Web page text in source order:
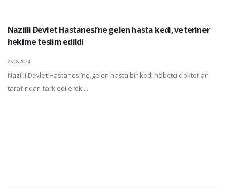
Nazilli Devlet Hastanesi’ne gelen hasta kedi, veteriner
hekime teslim edildi
25.08.2024
Nazilli Devlet Hastanesi’ne gelen hasta bir kedi nöbetçi doktorlar
tarafından fark edilerek ...